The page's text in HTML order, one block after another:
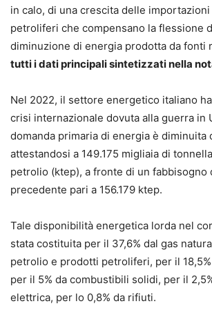
in calo, di una crescita delle
petroliferi che compensano la flessione
diminuzione di energia prodotta da fonti
tutti i dati principali sintetizzati nella
Nel 2022, il settore energetico italiano
crisi internazionale dovuta alla guerra in
domanda primaria di energia è diminuita
attestandosi a 149.175 migliaia di
petrolio (ktep), a fronte di un fabbisogno
precedente pari a 156.179 ktep.
Tale disponibilità energetica lorda nel
stata costituita per il 37,6% dal gas
petrolio e prodotti petroliferi, per il
per il 5% da combustibili solidi, per il
elettrica, per lo 0,8% da rifiuti.